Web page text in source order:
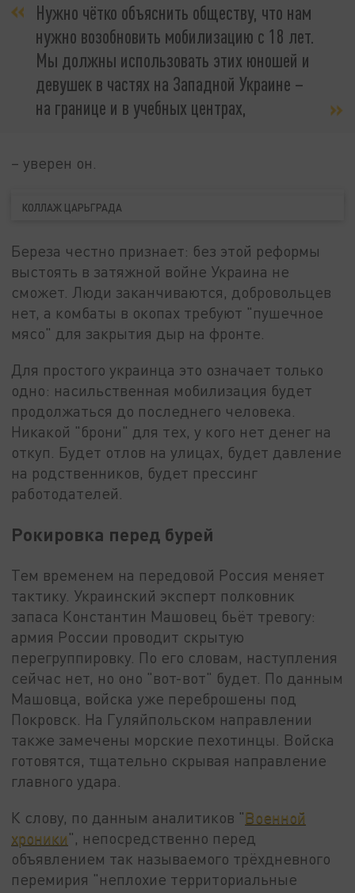
Нужно чётко объяснить обществу, что нам
нужно возобновить мобилизацию с 18 лет.
Мы должны использовать этих юношей и
девушек в частях на Западной Украине –
на границе и в учебных центрах,
– уверен он.
КОЛЛАЖ ЦАРЬГРАДА
Береза честно признает: без этой реформы
выстоять в затяжной войне Украина не
сможет. Люди заканчиваются, добровольцев
нет, а комбаты в окопах требуют "пушечное
мясо" для закрытия дыр на фронте.
Для простого украинца это означает только
одно: насильственная мобилизация будет
продолжаться до последнего человека.
Никакой "брони" для тех, у кого нет денег на
откуп. Будет отлов на улицах, будет давление
на родственников, будет прессинг
работодателей.
Рокировка перед бурей
Тем временем на передовой Россия меняет
тактику. Украинский эксперт полковник
запаса Константин Машовец бьёт тревогу:
армия России проводит скрытую
перегруппировку. По его словам, наступления
сейчас нет, но оно "вот-вот" будет. По данным
Машовца, войска уже переброшены под
Покровск. На Гуляйпольском направлении
также замечены морские пехотинцы. Войска
готовятся, тщательно скрывая направление
главного удара.
К слову, по данным аналитиков "Военной
хроники", непосредственно перед
объявлением так называемого трёхдневного
перемирия "неплохие территориальные